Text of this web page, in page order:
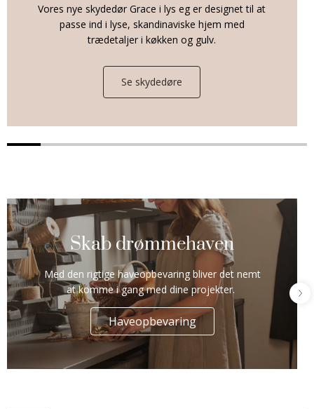
Vores nye skydedør Grace i lys eg er designet til at
passe ind i lyse, skandinaviske hjem med
trædetaljer i køkken og gulv.
Se skydedøre
Skab drømmehaven
Med den rigtige haveopbevaring bliver det nemt
at komme i gang med dine projekter.
Haveopbevaring